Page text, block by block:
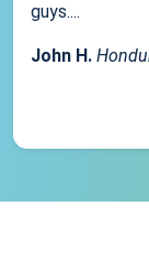
guys....
John H.